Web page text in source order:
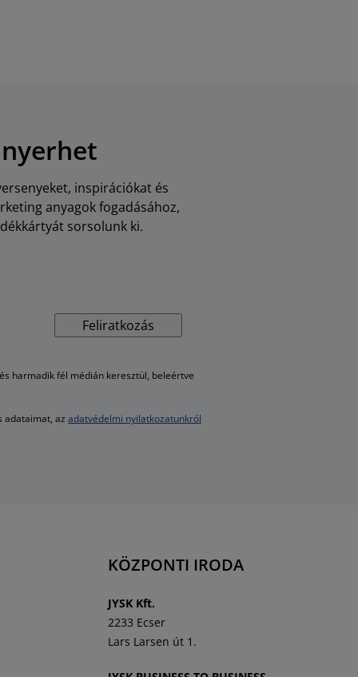
inspirációkat és
anyagok fogadásához,
sorsolunk ki.
Feliratkozás
harmadik fél médián keresztül, beleértve
adataimat, az adatvédelmi nyilatkozatunkról
KÖZPONTI IRODA
JYSK Kft.
2233 Ecser
Lars Larsen út 1.